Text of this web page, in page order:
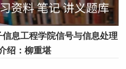
息工程学院信号与信息处理
绍：柳重堪